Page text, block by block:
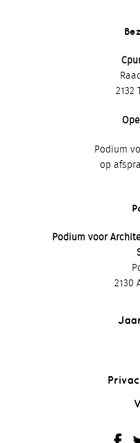
2132
Podium
op
Podium voor
2130